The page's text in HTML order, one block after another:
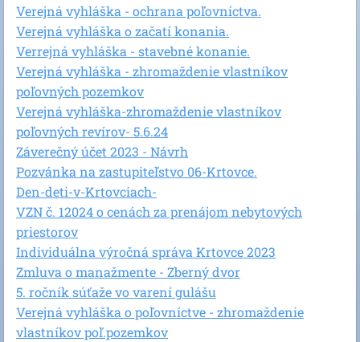
Verejná vyhláška - ochrana poľovníctva.
Verejná vyhláška o začatí konania.
Verrejná vyhláška - stavebné konanie.
Verejná vyhláška - zhromaždenie vlastníkov
poľovných pozemkov
Verejná vyhláška-zhromaždenie vlastníkov
poľovných revírov- 5.6.24
Záverečný účet 2023 - Návrh
Pozvánka na zastupiteľstvo 06-Krtovce.
Den-deti-v-Krtovciach-
VZN č. 12024 o cenách za prenájom nebytových
priestorov
Individuálna výročná správa Krtovce 2023
Zmluva o manažmente - Zberný dvor
5. ročník súťaže vo varení gulášu
Verejná vyhláška o poľovníctve - zhromaždenie
vlastníkov poľ.pozemkov